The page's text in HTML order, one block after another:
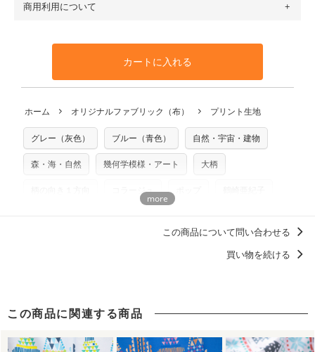
※カットを希望の方は備考欄に「50cmずつカット希望」など
ご記載ください（50cm単位でのカットのみ）
プリント布の仕様についてもっと詳しく見る
100％コットン（キャンバス・11号帆布）です。
生地見本サンプル（無料）を購入する
も送料の表示が600円となり宅急便での配送となります。
となります。
※万が一、検品時に不備が見つかった場合は、4～5営業日後
※土日祝は営業日に含まれません。
※配送日のご指定は承れません。出来上がり次第、順次発送
・布はご注文後に注文数量のみをプリントするため、
購入後
や用尺をお間違えのないようお願いします。思っていた色味
と違う、などの理由での返品は承れません。予めご了承くだ
商用利用について
利用いただけます。「nunocoto fabric使用」といった記載
も不要です。（製品化した際に起こる全ての問題、クレーム
いませんのでご了承ください）
※有料型紙（ホームソーイング型紙シリーズ）および柄がえ
らべるキットに付属された型紙は商用利用できませんのでご
注意ください。型紙自体の転用・販売および型紙を使用して
商用利用についての詳細はこちら
カートに入れる
ホーム オリジナルファブリック（布） プリント生地
グレー（灰色） ブルー（青色） 自然・宇宙・建物
森・海・自然 幾何学模様・アート 大柄
コラージュ
この商品について問い合わせる
買い物を続ける
この商品に関連する商品